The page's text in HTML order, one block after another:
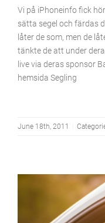
Vi på iPhoneinfo fick
sätta segel och färdas
låter de som, men de
tänkte de att under
live via deras sponsor
hemsida Segling
June 18th, 2011